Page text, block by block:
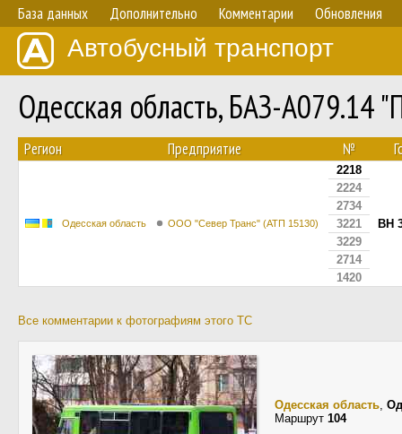
База данных Дополнительно Комментарии Обновления
Автобусный транспорт
Одесская область, БАЗ-
Регион Предприятие №
Одесская область ООО "Север Транс" (АТП 15130)
2218
BH
2224
2734
3221
3229
2714
1420
Все комментарии к фотографиям этого ТС
Одесская область,
Маршрут 104